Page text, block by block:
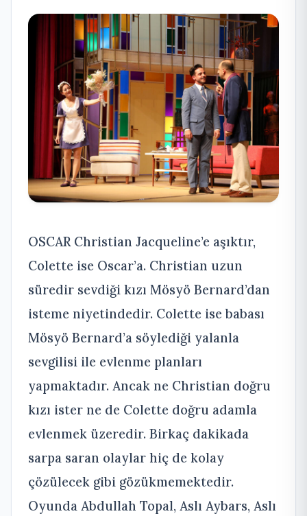
OSCAR Christian Jacqueline’e aşıktır,
Colette ise Oscar’a. Christian uzun
süredir sevdiği kızı Mösyö Bernard’dan
isteme niyetindedir. Colette ise babası
Mösyö Bernard’a söylediği yalanla
sevgilisi ile evlenme planları
yapmaktadır. Ancak ne Christian doğru
kızı ister ne de Colette doğru adamla
evlenmek üzeredir. Birkaç dakikada
sarpa saran olaylar hiç de kolay
çözülecek gibi gözükmemektedir.
Oyunda Abdullah Topal, Aslı Aybars, Aslı